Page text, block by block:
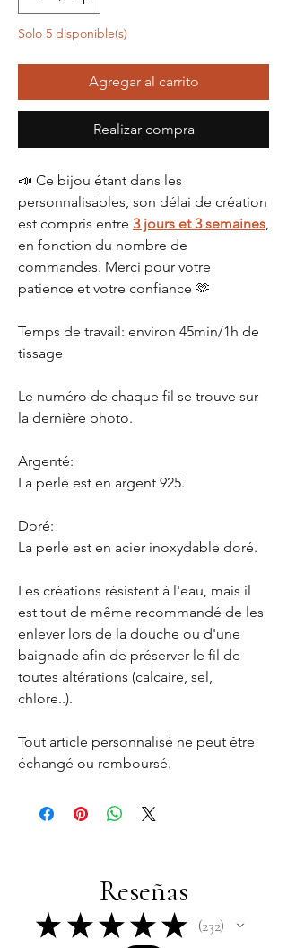
Solo 5 disponible(s)
Agregar al carrito
Realizar compra
📣 Ce bijou étant dans les
personnalisables, son délai de création
est compris entre 3 jours et 3 semaines,
en fonction du nombre de
commandes. Merci pour votre
patience et votre confiance 🫶
Temps de travail: environ 45min/1h de
tissage
Le numéro de chaque fil se trouve sur
la dernière photo.
Argenté:
La perle est en argent 925.
Doré:
La perle est en acier inoxydable doré.
Les créations résistent à l'eau, mais il
est tout de même recommandé de les
enlever lors de la douche ou d'une
baignade afin de préserver le fil de
toutes altérations (calcaire, sel,
chlore..).
Tout article personnalisé ne peut être
échangé ou remboursé.
Reseñas
★ ★ ★ ★ ★ 232
232